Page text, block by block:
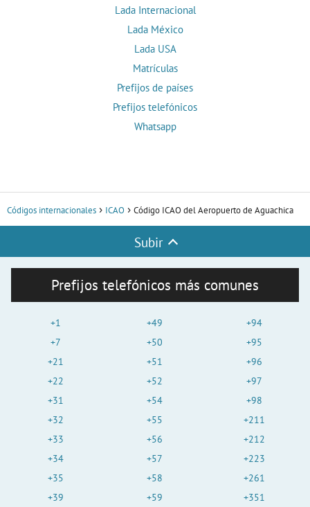
Lada Internacional
Lada México
Lada USA
Matrículas
Prefijos de países
Prefijos telefónicos
Whatsapp
Códigos internacionales ICAO Código ICAO del Aeropuerto de Aguachica
Subir
Prefijos telefónicos más comunes
+1
+7
+21
+22
+31
+32
+33
+34
+35
+39
+49
+50
+51
+52
+54
+55
+56
+57
+58
+59
+94
+95
+96
+97
+98
+211
+212
+223
+261
+351